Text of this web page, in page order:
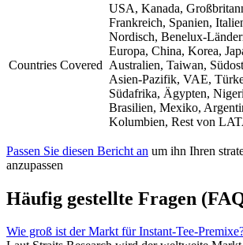
Countries Covered
USA, Kanada,
Frankreich, Spanien,
Nordisch, Benelux-
Europa, China, Korea,
Australien, Taiwan,
Asien-Pazifik, VAE,
Südafrika, Ägypten,
Brasilien, Mexiko,
Kolumbien, Rest von
Passen Sie diesen Bericht an um ihn Ihren
anzupassen
Häufig gestellte Fragen
Wie groß ist der Markt für Instant-Tee-